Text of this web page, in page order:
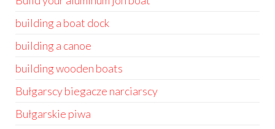
building a boat dock
building a canoe
building wooden boats
Bułgarscy biegacze narciarscy
Bułgarskie piwa